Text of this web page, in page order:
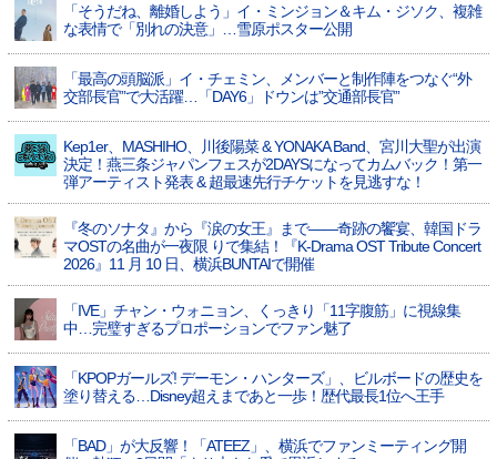
「そうだね、離婚しよう」イ・ミンジョン＆キム・ジソク、複雑
な表情で「別れの決意」…雪原ポスター公開
「最高の頭脳派」イ・チェミン、メンバーと制作陣をつなぐ“外
交部長官”で大活躍…「DAY6」ドウンは”交通部長官”
Kep1er、MASHIHO、川後陽菜 & YONAKA Band、宮川大聖が出演
決定！燕三条ジャパンフェスが2DAYSになってカムバック！第一
弾アーティスト発表 & 超最速先行チケットを見逃すな！
『冬のソナタ』から『涙の女王』まで――奇跡の饗宴、韓国ドラ
マOSTの名曲が一夜限 りで集結！『K-Drama OST Tribute Concert
2026』11 月 10 日、横浜BUNTAIで開催
「IVE」チャン・ウォニョン、くっきり「11字腹筋」に視線集
中…完璧すぎるプロポーションでファン魅了
「KPOPガールズ! デーモン・ハンターズ」、ビルボードの歴史を
塗り替える…Disney超えまであと一歩！歴代最長1位へ王手
「BAD」が大反響！「ATEEZ」、横浜でファンミーティング開